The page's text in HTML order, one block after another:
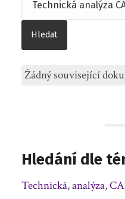
Žádný související
Hledání dle
Technická,analýza,